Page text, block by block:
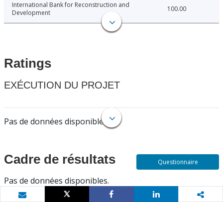
International Bank for Reconstruction and
Development
100.00
Ratings
EXÉCUTION DU PROJET
Pas de données disponibles.
Cadre de résultats
Pas de données disponibles.
Questionnaire